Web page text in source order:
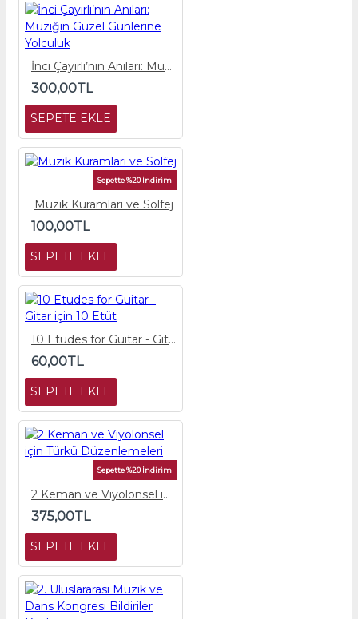
İnci Çayırlı’nın Anıları: Müziğin Güzel Günlerine Yolculuk
300,00TL
SEPETE EKLE
Sepette %20 İndirim
Müzik Kuramları ve Solfej
100,00TL
SEPETE EKLE
10 Etudes for Guitar - Gitar için 10 Etüt
60,00TL
SEPETE EKLE
Sepette %20 İndirim
2 Keman ve Viyolonsel için Türkü Düzenlemeleri
375,00TL
SEPETE EKLE